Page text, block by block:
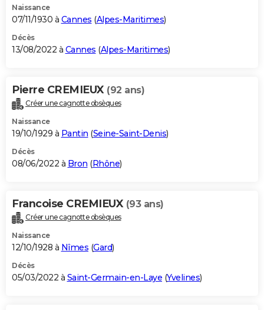
Naissance
07/11/1930 à Cannes (Alpes-Maritimes)
Décès
13/08/2022 à Cannes (Alpes-Maritimes)
Pierre CREMIEUX (92 ans)
Créer une cagnotte obsèques
Naissance
19/10/1929 à Pantin (Seine-Saint-Denis)
Décès
08/06/2022 à Bron (Rhône)
Francoise CREMIEUX (93 ans)
Créer une cagnotte obsèques
Naissance
12/10/1928 à Nîmes (Gard)
Décès
05/03/2022 à Saint-Germain-en-Laye (Yvelines)